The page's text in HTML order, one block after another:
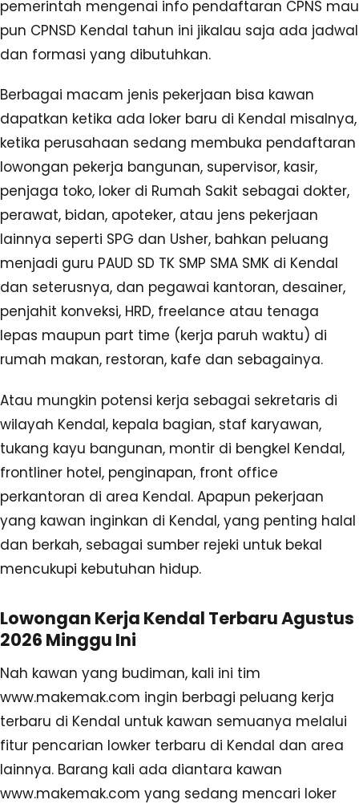
pemerintah mengenai info pendaftaran CPNS mau
pun CPNSD Kendal tahun ini jikalau saja ada jadwal
dan formasi yang dibutuhkan.
Berbagai macam jenis pekerjaan bisa kawan
dapatkan ketika ada loker baru di Kendal misalnya,
ketika perusahaan sedang membuka pendaftaran
lowongan pekerja bangunan, supervisor, kasir,
penjaga toko, loker di Rumah Sakit sebagai dokter,
perawat, bidan, apoteker, atau jens pekerjaan
lainnya seperti SPG dan Usher, bahkan peluang
menjadi guru PAUD SD TK SMP SMA SMK di Kendal
dan seterusnya, dan pegawai kantoran, desainer,
penjahit konveksi, HRD, freelance atau tenaga
lepas maupun part time (kerja paruh waktu) di
rumah makan, restoran, kafe dan sebagainya.
Atau mungkin potensi kerja sebagai sekretaris di
wilayah Kendal, kepala bagian, staf karyawan,
tukang kayu bangunan, montir di bengkel Kendal,
frontliner hotel, penginapan, front office
perkantoran di area Kendal. Apapun pekerjaan
yang kawan inginkan di Kendal, yang penting halal
dan berkah, sebagai sumber rejeki untuk bekal
mencukupi kebutuhan hidup.
Lowongan Kerja Kendal Terbaru Agustus
2026 Minggu Ini
Nah kawan yang budiman, kali ini tim
www.makemak.com ingin berbagi peluang kerja
terbaru di Kendal untuk kawan semuanya melalui
fitur pencarian lowker terbaru di Kendal dan area
lainnya. Barang kali ada diantara kawan
www.makemak.com yang sedang mencari loker